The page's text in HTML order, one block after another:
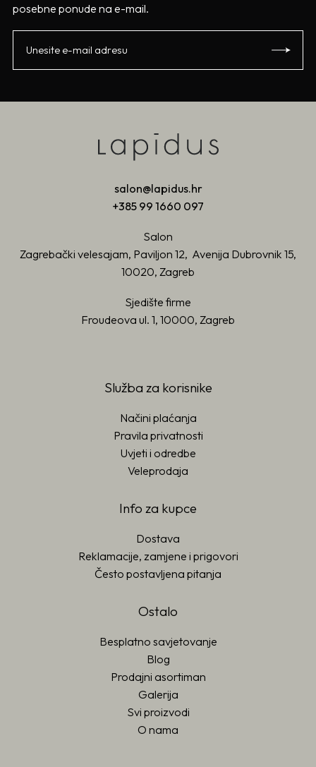
posebne ponude na e-mail.
salon@lapidus.hr
+385 99 1660 097
Salon
Zagrebački velesajam, Paviljon 12, Avenija Dubrovnik 15,
10020, Zagreb
Sjedište firme
Froudeova ul. 1, 10000, Zagreb
Služba za korisnike
Načini plaćanja
Pravila privatnosti
Uvjeti i odredbe
Veleprodaja
Info za kupce
Dostava
Reklamacije, zamjene i prigovori
Često postavljena pitanja
Ostalo
Besplatno savjetovanje
Blog
Prodajni asortiman
Galerija
Svi proizvodi
O nama